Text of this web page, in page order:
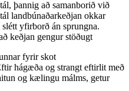
þannig að samanborið við
landbúnaðarkeðjan okkar
yfirborð án sprungna.
keðjan gengur stöðugt
fyrir skot
hágæða og strangt eftirlit með
og kælingu málms, getur